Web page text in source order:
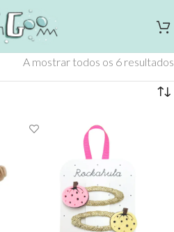
A mostrar todos os 6 resultados